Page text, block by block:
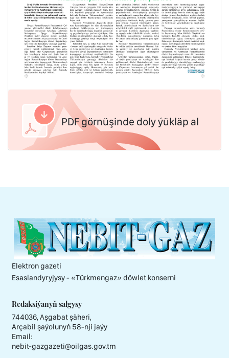
PDF görnüşinde doly ýükläp al
Elektron gazeti
Esaslandyryjysy - «Тürkmengaz» döwlet konserni
Redaksiýanyň salgysy
744036, Aşgabat şäheri,
Arçabil şaýolunyň 58-nji jaýy
Email:
nebit-gazgazeti@oilgas.gov.tm